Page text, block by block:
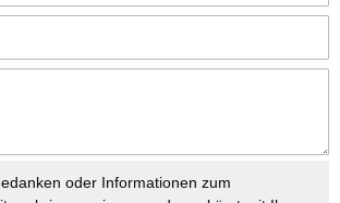
oder Informationen zum